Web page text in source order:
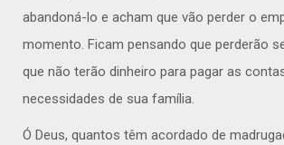
abandoná-lo e acham que vão perder o
momento. Ficam pensando que perderão
que não terão dinheiro para pagar as
necessidades de sua família.
Ó Deus, quantos têm acordado de